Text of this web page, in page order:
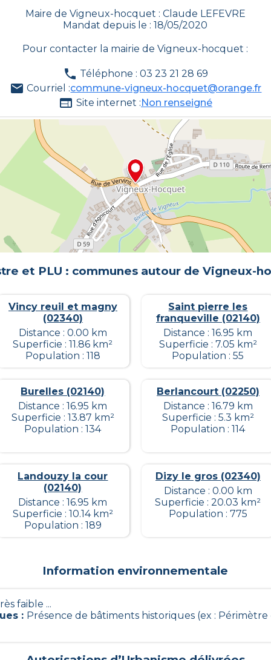
Maire de Vigneux-hocquet : Claude LEFEVRE
Mandat depuis le : 18/05/2020
Pour contacter la mairie deVigneux-hocquet :
Téléphone : 03 23 21 28 69
Courriel :commune-vigneux-hocquet@orange.fr
Site internet : Non renseigné
et PLU : communes autour deVigneux-
Vincy reuil et magny
(02340)
Distance : 0.00 km
Superficie : 11.86 km²
Population : 118
Saint pierre les
franqueville (02140)
Distance : 16.95 km
Superficie : 7.05 km²
Population : 55
Burelles (02140)
Distance : 16.95 km
Superficie : 13.87 km²
Population : 134
Berlancourt (02250)
Distance : 16.79 km
Superficie : 5.3 km²
Population : 114
Landouzy la cour
(02140)
Distance : 16.95 km
Superficie : 10.14 km²
Population : 189
Dizy le gros (02340)
Distance : 0.00 km
Superficie : 20.03 km²
Population : 775
Information environnementale
faible ...
: Présence de bâtiments historiques (ex :